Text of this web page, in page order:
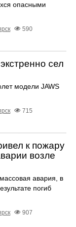
опасными
590
сел
модели JAWS
715
к пожару
возле
авария, в
погиб
907